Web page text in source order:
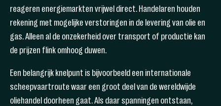
reageren energiemarkten vrijwel direct. Handelaren houden
rekening met mogelijke verstoringen in de levering van olie en
gas. Alleen al de onzekerheid over transport of productie kan
de prijzen flink omhoog duwen.
Een belangrijk knelpunt is bijvoorbeeld een internationale
scheepvaartroute waar een groot deel van de wereldwijde
oliehandel doorheen gaat. Als daar spanningen ontstaan,